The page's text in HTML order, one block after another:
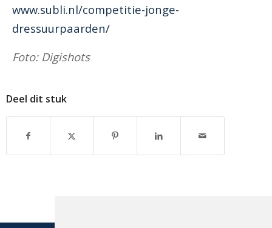
www.subli.nl/competitie-jonge-
dressuurpaarden/
Foto: Digishots
Deel dit stuk